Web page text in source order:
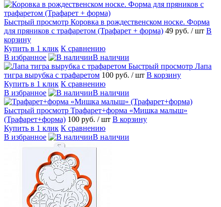
Быстрый просмотр Коровка в рождественском носке. Форма
для пряников с трафаретом (Трафарет + форма) 49 руб. / шт В
корзину
Купить в 1 клик К сравнению
В избранное
В наличии
Быстрый просмотр Лапа
тигра вырубка с трафаретом 100 руб. / шт В корзину
Купить в 1 клик К сравнению
В избранное
В наличии
Быстрый просмотр Трафарет+форма «Мишка малыш»
(Трафарет+форма) 100 руб. / шт В корзину
Купить в 1 клик К сравнению
В избранное
В наличии